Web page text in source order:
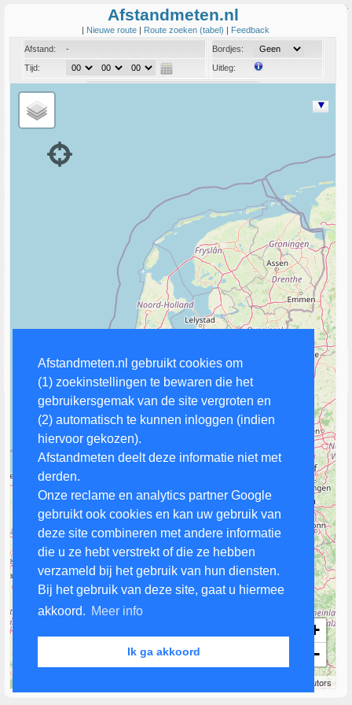
Afstandmeten.nl gebruikt cookies om
(1) zoekinstellingen te bewaren die het
gebruikersgemak van de site vergroten en
(2) automatisch te kunnen inloggen (indien
hiervoor gekozen).
Afstandmeten deelt deze informatie niet met
derden.
Onze reclame en analytics partner Google
gebruikt ook cookies en kan uw gebruik van
deze site combineren met andere informatie
die u ze hebt verstrekt of die ze hebben
verzameld bij het gebruik van hun diensten.
Bij het gebruik van deze site, gaat u hiermee
akkoord. Meer info
Ik ga akkoord
Afstandmeten.nl
| Nieuwe route | Route zoeken (tabel) | Feedback
Afstand:
-
Tijd:
Bordjes:
Uitleg:
+
−
contributors